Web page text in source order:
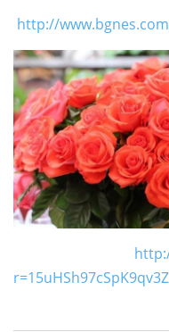
http://